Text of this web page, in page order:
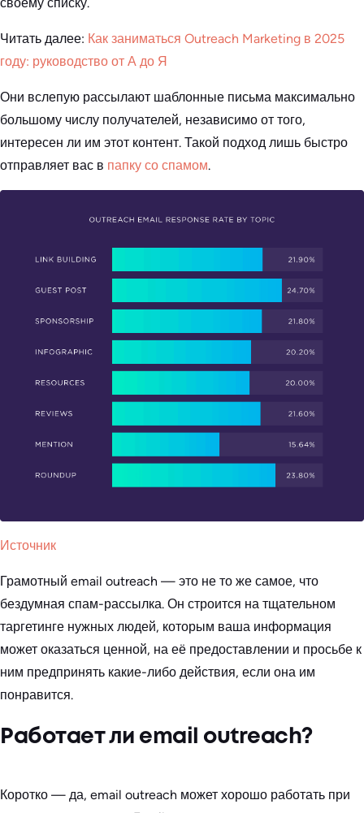
Читать далее: Как заниматься Outreach Marketing в 2025
году: руководство от А до Я
Они вслепую рассылают шаблонные письма максимально
большому числу получателей, независимо от того,
интересен ли им этот контент. Такой подход лишь быстро
отправляет вас в папку со спамом.
Источник
Грамотный email outreach — это не то же самое, что
бездумная спам-рассылка. Он строится на тщательном
таргетинге нужных людей, которым ваша информация
может оказаться ценной, на её предоставлении и просьбе к
ним предпринять какие-либо действия, если она им
понравится.
Работает ли email outreach?
Коротко — да, email outreach может хорошо работать при